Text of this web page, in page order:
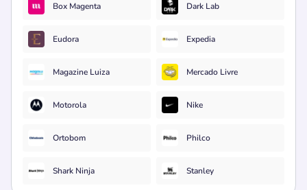
Box Magenta Dark Lab
Eudora Expedia
Magazine Luiza Mercado Livre
Motorola Nike
Ortobom Philco
Shark Ninja Stanley